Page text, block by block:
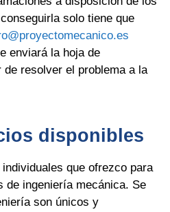
solo tiene que
enviará la hoja de
resolver el problema a la
disponibles
que ofrezco para
de ingeniería mecánica. Se
son únicos y